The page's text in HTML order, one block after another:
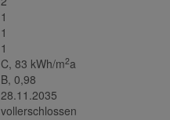
1
1
1
C, 83 kWh/m2a
B, 0,98
28.11.2035
vollerschlossen